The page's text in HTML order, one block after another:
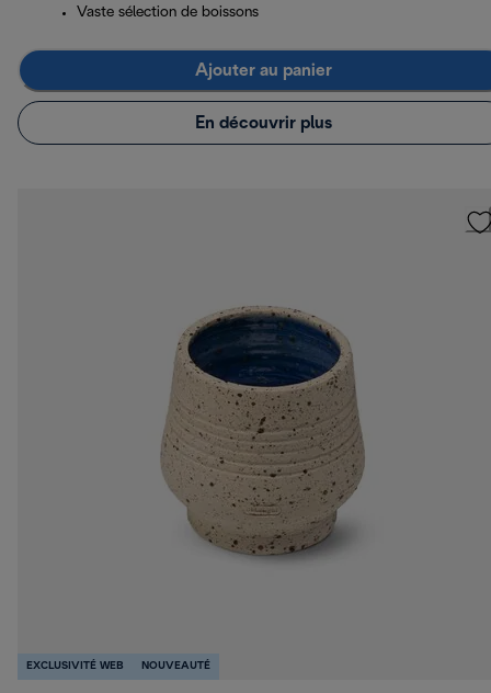
Vaste sélection de boissons
Ajouter au panier
En découvrir plus
EXCLUSIVITÉ WEB NOUVEAUTÉ